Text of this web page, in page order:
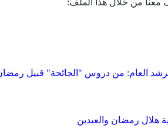
من خلال هذا الملف:
العام: من دروس "الجائحة" قبيل
هلال رمضان والعيدين